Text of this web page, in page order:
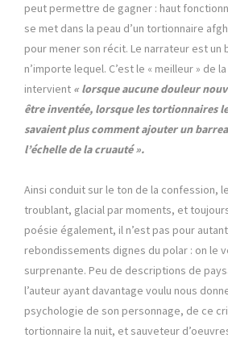
peut permettre de gagner : haut
se met dans la peau d’un tortionnaire
pour mener son récit. Le narrateur est un
n’importe lequel. C’est le « meilleur » de
intervient « lorsque aucune douleur
être inventée, lorsque les tortionnaires
savaient plus comment ajouter un
l’échelle de la cruauté ».
Ainsi conduit sur le ton de la confession,
troublant, glacial par moments, et
poésie également, il n’est pas pour
rebondissements dignes du polar : on le
surprenante. Peu de descriptions de
l’auteur ayant davantage voulu nous
psychologie de son personnage, de ce
tortionnaire la nuit, et sauveteur